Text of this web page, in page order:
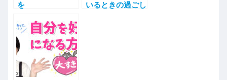
を
いるときの過ごし